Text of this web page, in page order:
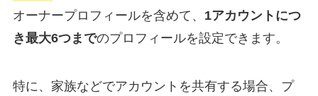
オーナープロフィールを含めて、 1アカウントにつ
き最大6つまでのプロフィールを設定できます。
特に、家族などでアカウントを共有する場合、プ